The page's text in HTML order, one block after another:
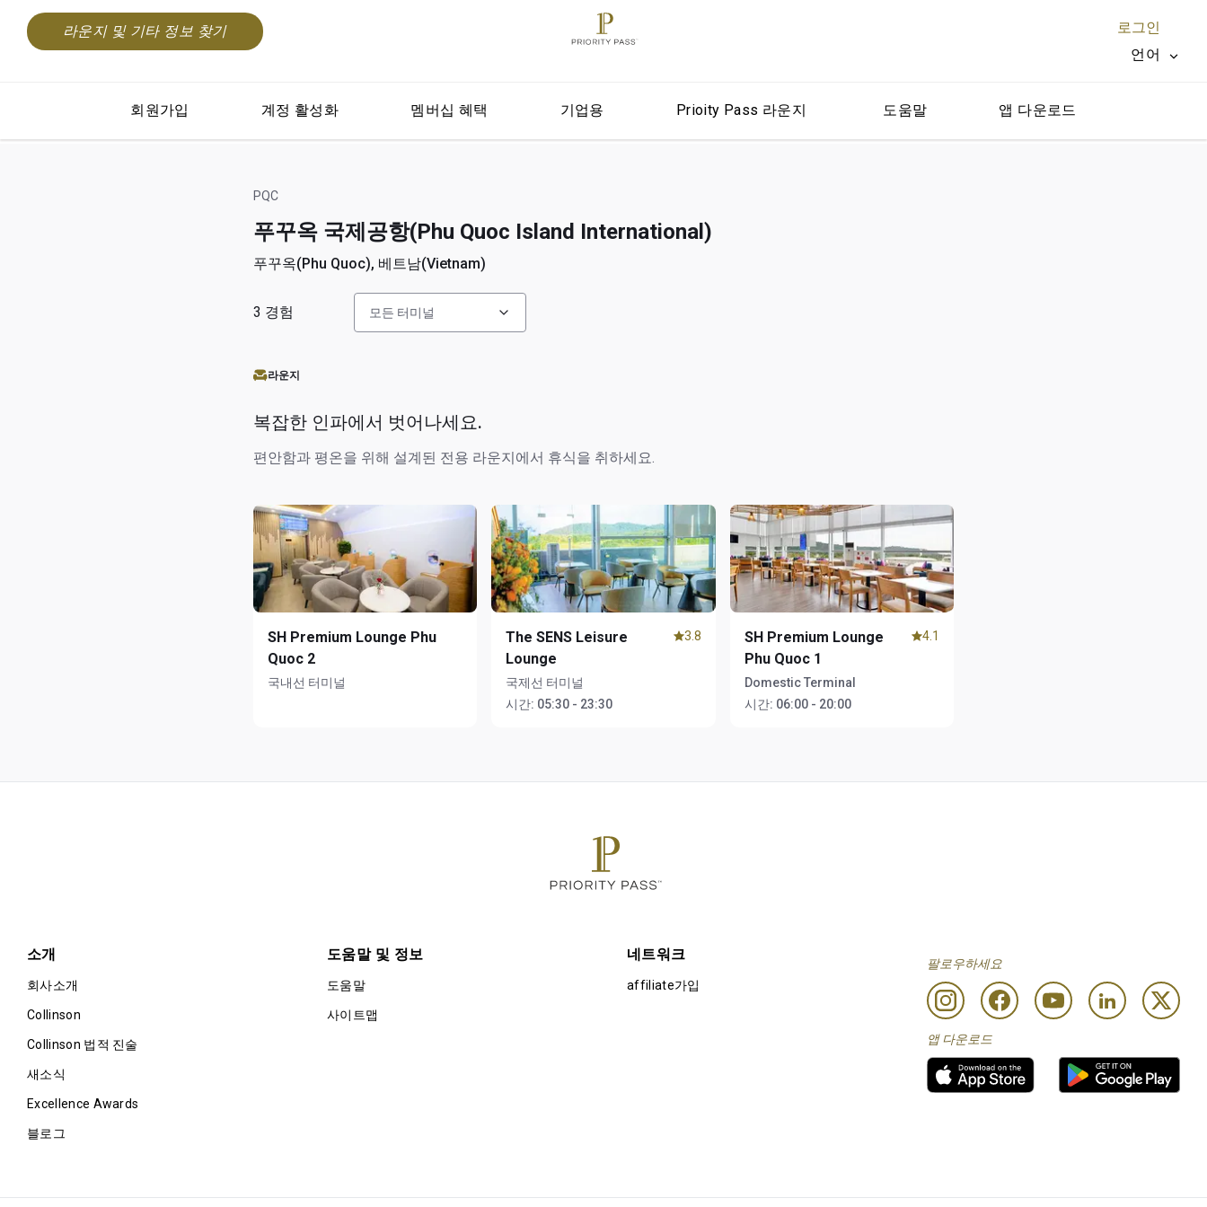
라운지 및 기타 정보 찾기
로그인
언어
회원가입 계정 활성화 멤버십 혜택 기업용 Prioity Pass 라운지 도움말 앱 다운로드
PQC
푸꾸옥 국제공항(Phu Quoc Island International)
푸꾸옥(Phu Quoc), 베트남(Vietnam)
3 경험 모든 터미널
라운지
복잡한 인파에서 벗어나세요.
편안함과 평온을 위해 설계된 전용 라운지에서 휴식을 취하세요.
SH Premium Lounge Phu
Quoc 2
국내선 터미널
The SENS Leisure
Lounge
국제선 터미널
시간: 05:30 - 23:30
3.8
SH Premium Lounge
Phu Quoc 1
Domestic Terminal
시간: 06:00 - 20:00
4.1
소개
회사소개
Collinson
Collinson 법적 진술
새소식
Excellence Awards
블로그
도움말 및 정보
도움말
사이트맵
네트워크
affiliate가입
팔로우하세요
앱 다운로드